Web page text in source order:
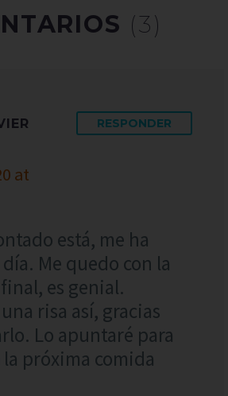
(3)
at
RESPONDER
está, me ha
Me quedo con la
es genial.
risa así, gracias
Lo apuntaré para
próxima comida